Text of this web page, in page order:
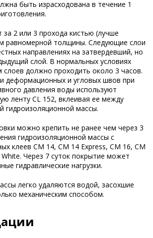
быть израсходована в течение 1
2 или 3 прохода кистью (лучше
равномерной толщины. Следующие слои
направлениях на затвердевший, но
слой. В нормальных условиях
слоев должно проходить около 3 часов.
деформационных и угловых швов при
давления воды используют
ленту CL 152, вклеивая ее между
гидроизоляционной массы.
можно крепить не ранее чем через 3
гидроизоляционной массы с
клеев CM 14, CM 14 Express, CM 16, CM
Через 7 суток покрытие может
гидравлические нагрузки.
легко удаляются водой, засохшие
механическим способом.